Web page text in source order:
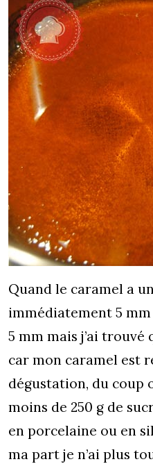
Quand le caramel a
immédiatement 5
5 mm mais j’ai trouvé
car mon caramel est
dégustation, du coup
moins de 250 g de
en porcelaine ou en
ma part je n’ai plus